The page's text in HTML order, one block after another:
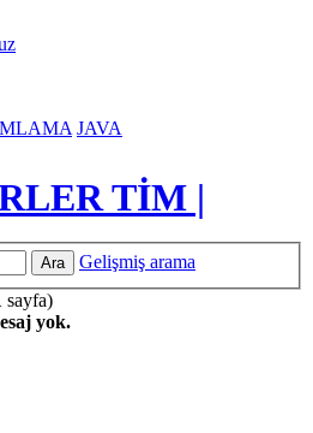
TİM |
JAVA
Ara
Gelişmiş arama
sayfa)
yok.